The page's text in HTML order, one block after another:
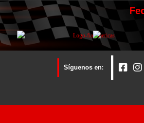
Síguenos en: